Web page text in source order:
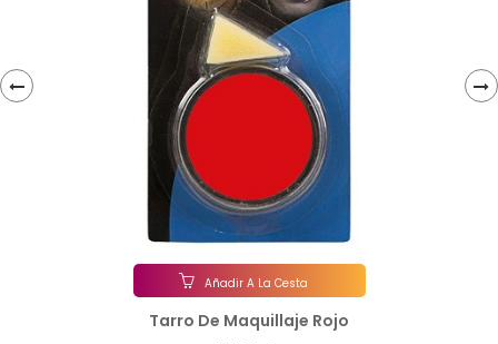
Añadir A La Cesta
Tarro De Maquillaje Rojo